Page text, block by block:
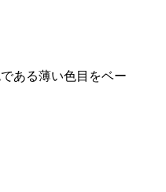
ある薄い色目をベー